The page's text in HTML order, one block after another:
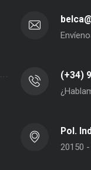
(+34)
Pol.
20150